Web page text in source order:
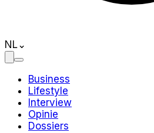
NL⌄
Business
Lifestyle
Interview
Opinie
Dossiers